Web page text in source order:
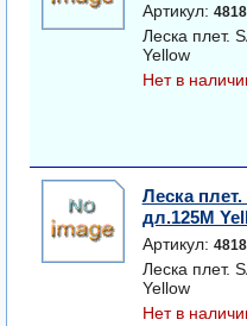
Артикул:
Леска плет.
Yellow
Нет в
Леска
дл.125M
Артикул:
Леска плет.
Yellow
Нет в